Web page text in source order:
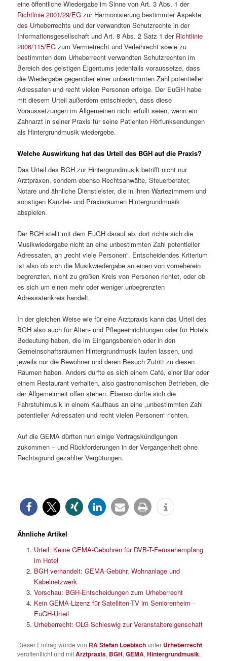
eine öffentliche Wiedergabe im Sinne von Art. 3 Abs. 1 der
Richtlinie 2001/29/EG zur Harmonisierung bestimmter Aspekte
des Urheberrechts und der verwandten Schutzrechte in der
Informationsgesellschaft und Art. 8 Abs. 2 Satz 1 der Richtlinie
2006/115/EG zum Vermietrecht und Verleihrecht sowie zu
bestimmten dem Urheberrecht verwandten Schutzrechten im
Bereich des geistigen Eigentums jedenfalls voraussetze, dass
die Wiedergabe gegenüber einer unbestimmten Zahl potentieller
Adressaten und recht vielen Personen erfolge. Der EuGH habe
mit diesem Urteil außerdem entschieden, dass diese
Voraussetzungen im Allgemeinen nicht erfüllt seien, wenn ein
Zahnarzt in seiner Praxis für seine Patienten Hörfunksendungen
als Hintergrundmusik wiedergebe.
Welche Auswirkung hat das Urteil des BGH auf die Praxis?
Das Urteil des BGH zur Hintergrundmusik betrifft nicht nur
Arztpraxen, sondern ebenso Rechtsanwälte, Steuerberater,
Notare und ähnliche Dienstleister, die in ihren Wartezimmern und
sonstigen Kanzlei- und Praxisräumen Hintergrundmusik
abspielen.
Der BGH stellt mit dem EuGH darauf ab, dort richte sich die
Musikwiedergabe nicht an eine unbestimmten Zahl potentieller
Adressaten, an „recht viele Personen“. Entscheidendes Kriterium
ist also ob sich die Musikwiedergabe an einen von vorneherein
begrenzten, nicht zu großen Kreis von Personen richtet, oder ob
es sich um einen mehr oder weniger unbegrenzten
Adressatenkreis handelt.
In der gleichen Weise wie für eine Arztpraxis kann das Urteil des
BGH also auch für Alten- und Pflegeeinrichtungen oder für Hotels
Bedeutung haben, die im Eingangsbereich oder in den
Gemeinschaftsräumen Hintergrundmusik laufen lassen, und
jeweils nur die Bewohner und deren Besuch Zutritt zu diesen
Räumen haben. Anders dürfte es sich einem Café, einer Bar oder
einem Restaurant verhalten, also gastronomischen Betrieben, die
der Allgemeinheit offen stehen. Ebenso dürfte sich die
Fahrstuhlmusik in einem Kaufhaus an eine „unbestimmten Zahl
potentieller Adressaten und recht vielen Personen“ richten.
Auf die GEMA dürften nun einige Vertragskündigungen
zukommen – und Rückforderungen in der Vergangenheit ohne
Rechtsgrund gezahlter Vergütungen.
Ähnliche Artikel
Urteil: Keine GEMA-Gebühren für DVB-T-Fernsehempfang
im Hotel
BGH verhandelt: GEMA-Gebühr, Wohnanlage und
Kabelnetzwerk
Vorschau: BGH-Entscheidungen zum Urheberrecht
Kein GEMA-Lizenz für Satelliten-TV im Seniorenheim -
EuGH-Urteil
Urheberrecht: OLG Schleswig zur Veranstaltereigenschaft
Dieser Eintrag wurde von RA Stefan Loebischunter Urheberrecht
veröffentlicht und mitArztpraxis, BGH,GEMA,Hintergrundmusik,